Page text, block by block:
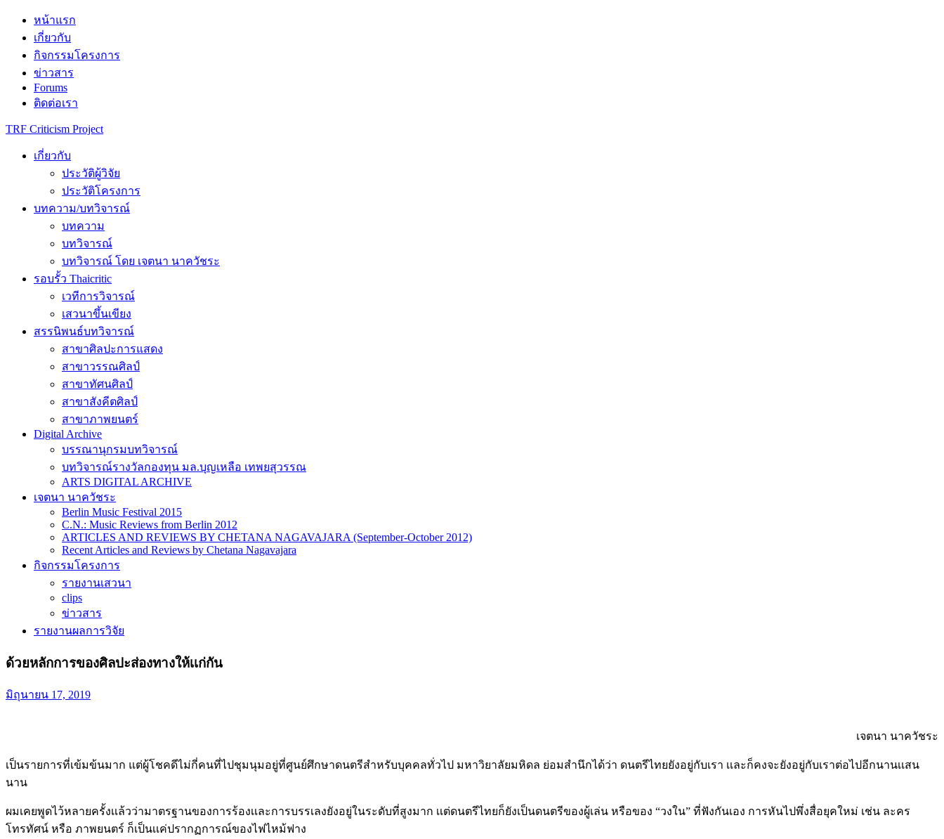
Skip
content
หน้าแรก
เกี่ยวกับ
กิจกรรมโครงการ
ข่าวสาร
Forums
ติดต่อเรา
TRF Criticism Project
เกี่ยวกับ
ประวัติผู้วิจัย
ประวัติโครงการ
บทความ/บทวิจารณ์
บทความ
บทวิจารณ์
บทวิจารณ์ โดย เจตนา นาควัชระ
รอบรั้ว Thaicritic
เวทีการวิจารณ์
เสวนาขึ้นเขียง
สรรนิพนธ์บทวิจารณ์
สาขาศิลปะการแสดง
สาขาวรรณศิลป์
สาขาทัศนศิลป์
สาขาสังคีตศิลป์
สาขาภาพยนตร์
Digital Archive
บรรณานุกรมบทวิจารณ์
บทวิจารณ์รางวัลกองทุน มล.บุญเหลือ เทพยสุวรรณ
ARTS DIGITAL ARCHIVE
เจตนา นาควัชระ
Berlin Music Festival 2015
C.N.: Music Reviews from Berlin 2012
ARTICLES AND REVIEWS BY CHETANA NAGAVAJARA (September-October 2012)
Recent Articles and Reviews by Chetana Nagavajara
กิจกรรมโครงการ
รายงานเสวนา
clips
ข่าวสาร
รายงานผลการวิจัย
ด้วยหลักการของศิลปะส่องทางให้เเก่กัน
มิถุนายน 17, 2019
เจตนา นาควัชระ
เป็นรายการที่เข้มข้นมาก แต่ผู้โชคดีไม่กี่คนที่ไปชุมนุมอยู่ที่ศูนย์ศึกษาดนตรีสำหรับบุคคลทั่วไป มหาวิยาลัยมหิดล ย่อมสำนึกได้ว่า ดนตรีไทยยังอยู่กับเรา เเละก็คงจะยังอยู่กับเราต่อไปอีกนานเเสน
นาน
ผมเคยพูดไว้หลายครั้งเเล้วว่ามาตรฐานของการร้องเเละการบรรเลงยังอยู่ในระดับที่สูงมาก เเต่ดนตรีไทยก็ยังเป็นดนตรีของผู้เล่น หรือของ “วงใน” ที่ฟังกันเอง การหันไปพึ่งสื่อยุคใหม่ เช่น ละคร
โทรทัศน์ หรือ ภาพยนตร์ ก็เป็นเเค่ปรากฏการณ์ของไฟไหม้ฟาง